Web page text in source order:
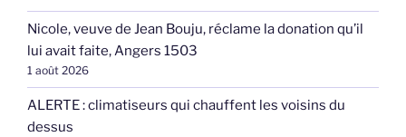
Nicole, veuve de Jean Bouju, réclame la donation qu’il
lui avait faite, Angers 1503
1 août 2026
ALERTE : climatiseurs qui chauffent les voisins du
dessus